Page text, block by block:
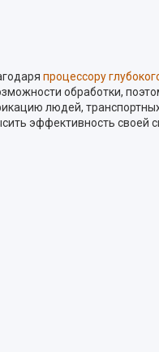
процессору
обработки,
людей,
эффективность